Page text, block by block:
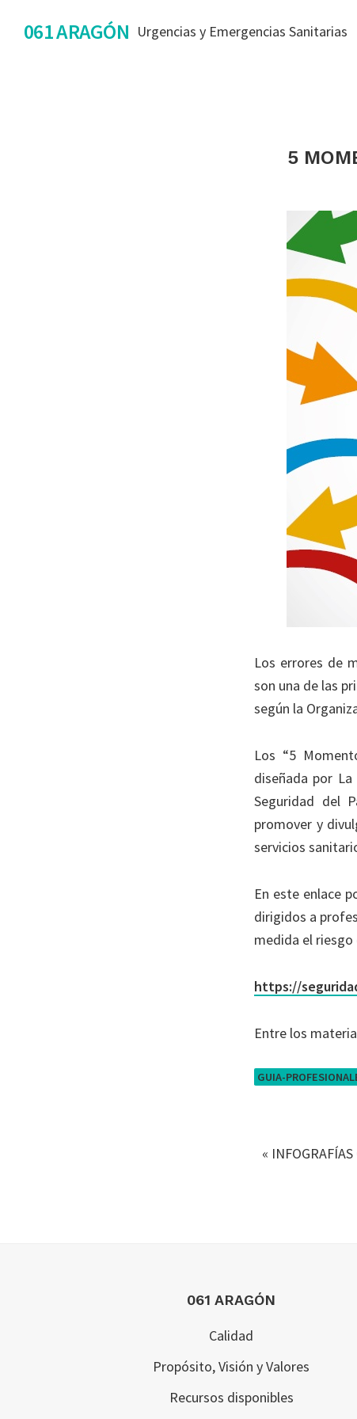
061 ARAGÓN Urgencias y Emergencias Sanitarias
5
Los errores de
son una de las
según la
Los “5
diseñada por
Seguridad del
promover y
servicios
En este enlace
dirigidos a
medida el
https://
Entre los
GUIA-
«
061 ARAGÓN
Calidad
Propósito, Visión y Valores
Recursos disponibles